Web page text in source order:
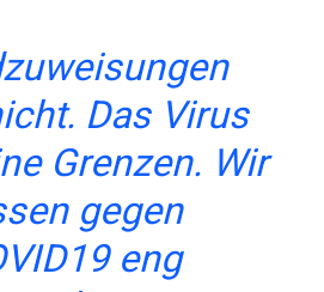
Das Virus
Grenzen. Wir
gegen
eng